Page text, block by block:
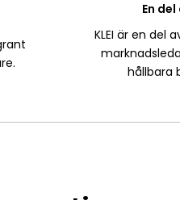
En
KLEI är en del
hållbara